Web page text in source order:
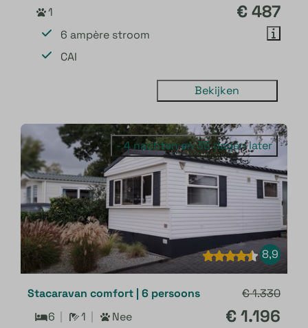
€ 487
1
6 ampère stroom
CAI
Bekijken
- 4 nachten en 35 dagen later
8,9
€ 1.330
€ 1.196
Stacaravan comfort | 6 persoons
6
1
Nee